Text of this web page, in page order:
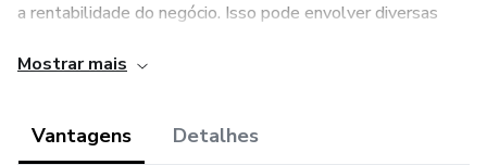
a rentabilidade do negócio. Isso pode envolver diversas
humanos, operações, entre outras.
Durante o processo de consultoria, o consultor irá realizar
uma análise detalhada da empresa, identificando pontos
Mostrar mais
Vantagens Detalhes